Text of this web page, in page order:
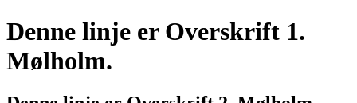
Denne linje er Overskrift 1.
Mølholm.